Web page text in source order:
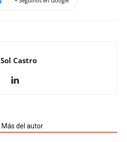
Sol Castro
Más del autor